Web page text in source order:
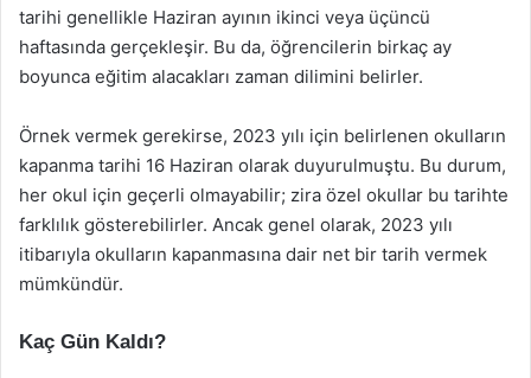
tarihi genellikle Haziran ayının ikinci veya üçüncü
haftasında gerçekleşir. Bu da, öğrencilerin birkaç ay
boyunca eğitim alacakları zaman dilimini belirler.
Örnek vermek gerekirse, 2023 yılı için belirlenen okulların
kapanma tarihi 16 Haziran olarak duyurulmuştu. Bu durum,
her okul için geçerli olmayabilir; zira özel okullar bu tarihte
farklılık gösterebilirler. Ancak genel olarak, 2023 yılı
itibarıyla okulların kapanmasına dair net bir tarih vermek
mümkündür.
Kaç Gün Kaldı?